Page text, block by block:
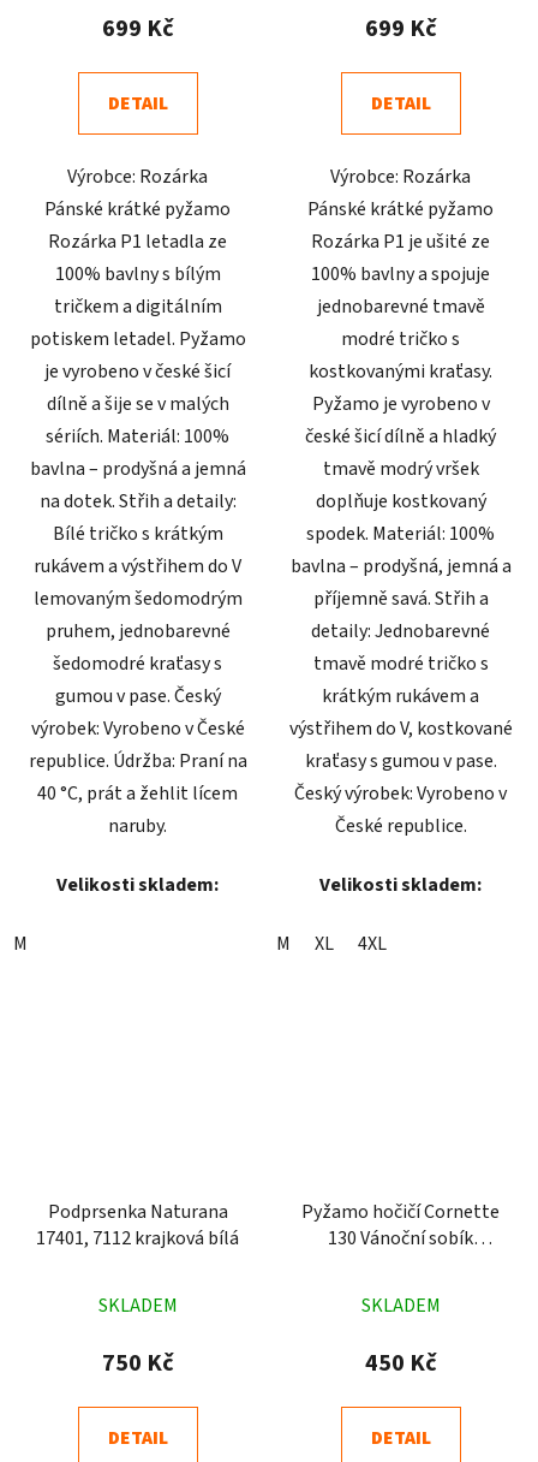
produktu
4,7
z
hvězdiček.
699 Kč
DETAIL
Výrobce: Rozárka
Pánské krátké pyžamo
Rozárka P1 letadla ze
100% bavlny s bílým
tričkem a digitálním
potiskem letadel. Pyžamo
je vyrobeno v české šicí
dílně a šije se v malých
sériích. Materiál: 100%
bavlna – prodyšná a jemná
na dotek. Střih a detaily:
Bílé tričko s krátkým
rukávem a výstřihem do V
lemovaným šedomodrým
pruhem, jednobarevné
šedomodré kraťasy s
gumou v pase. Český
výrobek: Vyrobeno v České
republice. Údržba: Praní na
40 °C, prát a žehlit lícem
naruby.
Velikosti skladem:
M
produktu
4,9
z
hvězdiček.
699 Kč
DETAIL
Výrobce: Rozárka
Pánské krátké pyžamo
Rozárka P1 je ušité ze
100% bavlny a spojuje
jednobarevné tmavě
modré tričko s
kostkovanými kraťasy.
Pyžamo je vyrobeno v
české šicí dílně a hladký
tmavě modrý vršek
doplňuje kostkovaný
spodek. Materiál: 100%
bavlna – prodyšná, jemná a
příjemně savá. Střih a
detaily: Jednobarevné
tmavě modré tričko s
krátkým rukávem a
výstřihem do V, kostkované
kraťasy s gumou v pase.
Český výrobek: Vyrobeno v
České republice.
Velikosti skladem:
M XL 4XL
Podprsenka Naturana
17401, 7112 krajková bílá
hodnocení
produktu
5,0
z
SKLADEM
750 Kč
DETAIL
Pyžamo hočičí Cornette
130 Vánoční sobík
hodnocení
produktu
4,7
z
SKLADEM
450 Kč
DETAIL